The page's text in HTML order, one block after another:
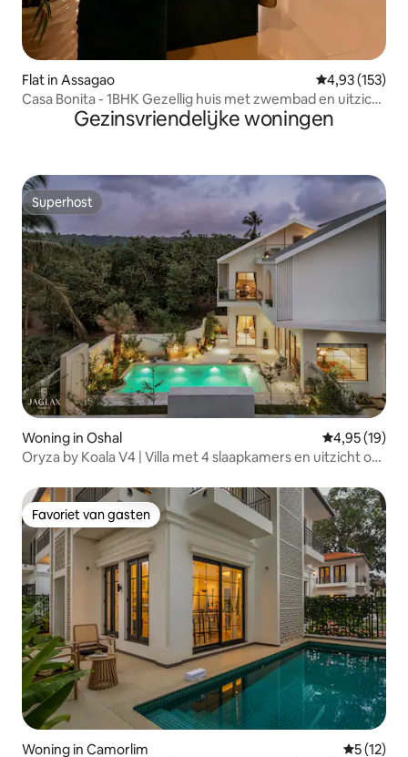
Flat in Assagao Gemiddelde
4,93 (153)
Casa Bonita - 1BHK Gezellig huis met zwembad en uitzicht
op de zonsondergang
Gezinsvriendelijke woningen
Superhost
Superhost
Woning in Oshal Gemiddelde
4,95 (19)
Oryza by Koala V4 | Villa met 4 slaapkamers en uitzicht op
Favoriet van gasten
Favoriet van gasten
Woning in Camorlim
5 (12)